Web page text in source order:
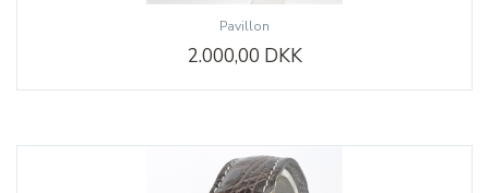
Pavillon
2.000,00 DKK